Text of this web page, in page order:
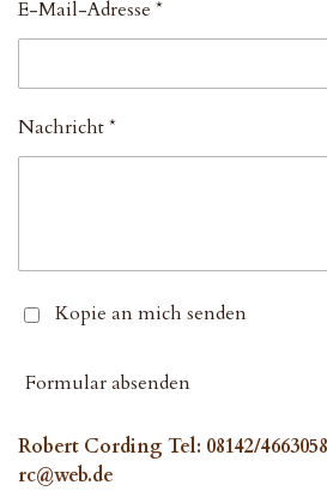
E-Mail-Adresse *
Nachricht *
Kopie an mich senden
Formular absenden
Robert Cording Tel: 08142/
rc@web.de